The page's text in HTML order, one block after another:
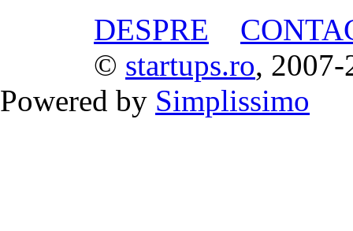
DESPRE
© startups.ro, 2007-
Powered by Simplissimo